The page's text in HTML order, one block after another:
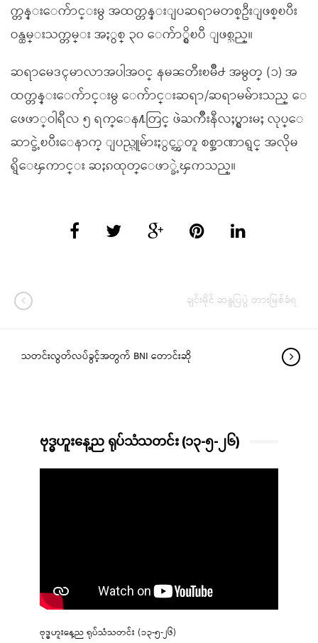
က္တန္းေက်ာင္းမွ အထက္တန္းျပဆရာမတစ္ဦးျဖစ္ၿပီး
ဝန္ထမ္းသက္တမ္း အႏွစ္ ၃၀ ေက်ာ္ရွိၿပီ ျဖစ္သည္။
ဆရာမေဒၚမာလာအပါအဝင္ နမၼတီးၿမိဳ႕ အမွတ္ (၁) အ
ထက္တန္းေက်ာင္းမွ ေက်ာင္းဆရာ/ဆရာမမ်ားသည္ ေ
ဖေဖာ္ဝါရီလ ၅ ရက္ေန႔တြင္ ဖဲႀကိဳးနီလႈပ္ရွားမႈ လုပ္ေ
ဆာင္ခဲ့ၿပီးေနာက္ ျပည္သူမ်ားႏွင့္အတူ စစ္အာဏာရွင္ အလိုမ
ရွိေၾကာင္း ဆႏၵထုတ္ေဖာ္ခဲ့ၾကသည္။
ချင်းမိုင် ဆန္ဒပြပွဲ တားမြစ်ခံရ
သတင်းလွတ်လပ်ခွင့်အတွက် BNI တောင်းဆို
ဗုဒ္ဓဟူးနေ့ည ရုပ်သံသတင်း (၁၃-၅-၂၆)
ဗုဒ္ဓဟူးနေ့ည ရုပ်သံသတင်း (၁၃-၅-၂၆)